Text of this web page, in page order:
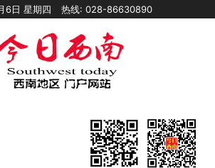
6日 星期四 热线: 028-86630890